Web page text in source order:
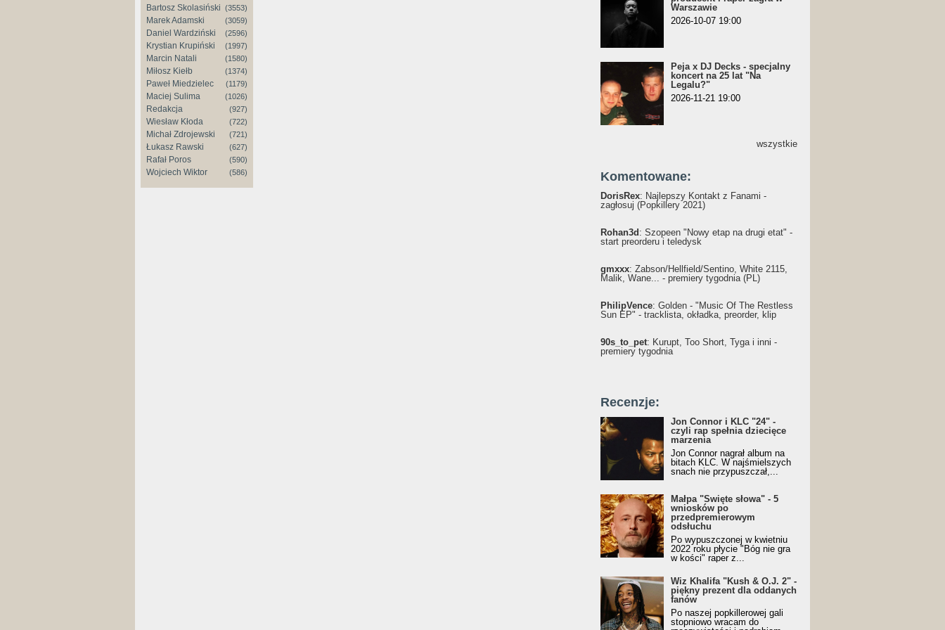
Bartosz Skolasiński (3553)
Marek Adamski (3059)
Daniel Wardziński (2596)
Krystian Krupiński (1997)
Marcin Natali (1580)
Miłosz Kiełb (1374)
Paweł Miedzielec (1179)
Maciej Sulima (1026)
Redakcja (927)
Wiesław Kłoda (722)
Michał Zdrojewski (721)
Łukasz Rawski (627)
Rafał Poros (590)
Wojciech Wiktor (586)
Warszawie
2026-10-07 19:00
Peja x DJ Decks - specjalny
koncert na 25 lat "Na
Legalu?"
2026-11-21 19:00
wszystkie
Komentowane:
DorisRex: Najlepszy Kontakt z Fanami -
zagłosuj (Popkillery 2021)
Rohan3d : Szopeen "Nowy etap na drugi etat" -
start preorderu i teledysk
gmxxx: Żabson/Hellfield/Sentino, White 2115,
Malik, Wane... - premiery tygodnia (PL)
PhilipVence: Golden - "Music Of The Restless
Sun EP" - tracklista, okładka, preorder, klip
90s_to_pet: Kurupt, Too Short, Tyga i inni -
premiery tygodnia
Recenzje:
Jon Connor i KLC "24" -
czyli rap spełnia dziecięce
marzenia
Jon Connor nagrał album na
bitach KLC. W najśmielszych
snach nie przypuszczał,...
Małpa "Święte słowa" - 5
wniosków po
przedpremierowym
odsłuchu
Po wypuszczonej w kwietniu
2022 roku płycie "Bóg nie gra
w kości" raper z...
Wiz Khalifa "Kush & O.J. 2" -
piękny prezent dla oddanych
fanów
Po naszej popkillerowej gali
stopniowo wracam do